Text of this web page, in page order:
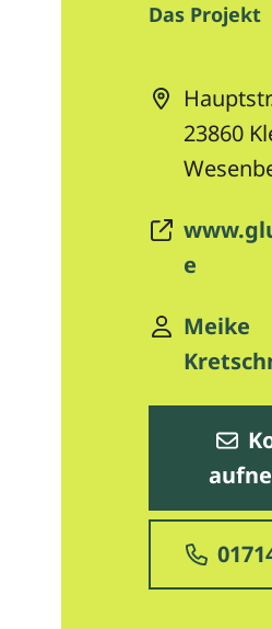
Das Projekt
23860
e
Meike